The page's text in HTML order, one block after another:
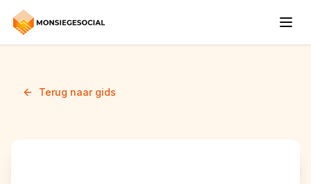
Terug naar gids